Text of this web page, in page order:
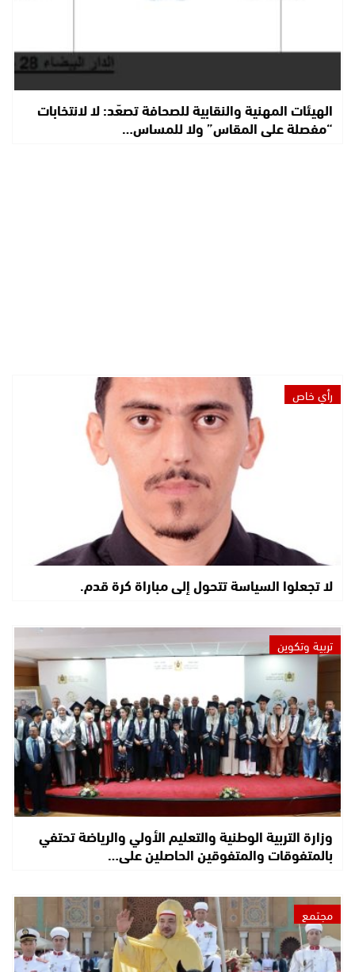
الهيئات المهنية والنقابية للصحافة تصعّد: لا لانتخابات
“مفصلة على المقاس” ولا للمساس…
رأي خاص
لا تجعلوا السياسة تتحول إلى مباراة كرة قدم.
تربية وتكوين
وزارة التربية الوطنية والتعليم الأولي والرياضة تحتفي
بالمتفوقات والمتفوقين الحاصلين على…
مجتمع